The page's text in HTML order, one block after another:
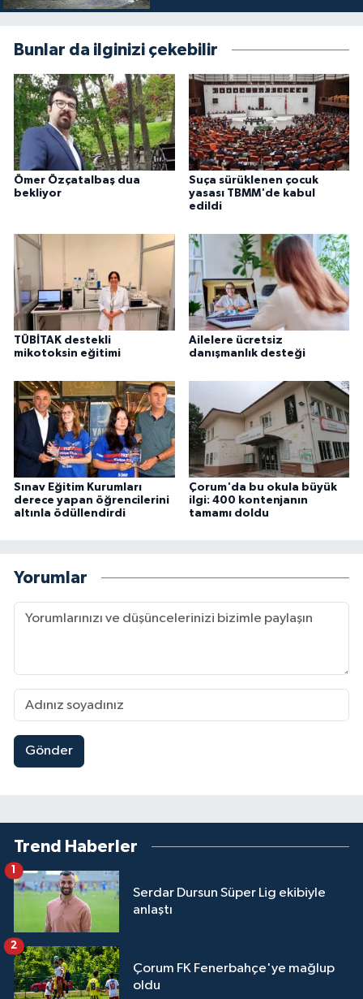
Bunlar da ilginizi çekebilir
Ömer Özçatalbaş dua
bekliyor
Suça sürüklenen çocuk
yasası TBMM'de kabul
edildi
TÜBİTAK destekli
mikotoksin eğitimi
Ailelere ücretsiz
danışmanlık desteği
Sınav Eğitim Kurumları
derece yapan öğrencilerini
altınla ödüllendirdi
Çorum'da bu okula büyük
ilgi: 400 kontenjanın
tamamı doldu
Yorumlar
Gönder
Trend Haberler
Serdar Dursun Süper Lig ekibiyle
anlaştı
1
Çorum FK Fenerbahçe'ye mağlup
oldu
2